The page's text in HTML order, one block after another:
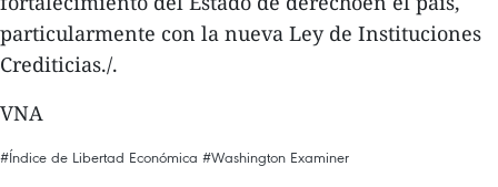
particularmente con la nueva Ley de Instituciones
Crediticias./.
VNA
#Índice de Libertad Económica #Washington Examiner